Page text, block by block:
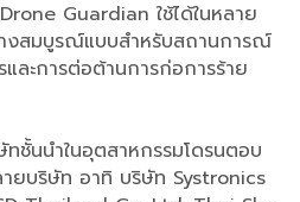
Guardian ใช้ได้ในหลาย
งสมบูรณ์แบบสำหรับสถานการณ์
ละการต่อต้านการก่อการร้าย
ทชั้นนำในอุตสาหกรรมโดรนตอบ
ายบริษัท อาทิ บริษัท Systronics